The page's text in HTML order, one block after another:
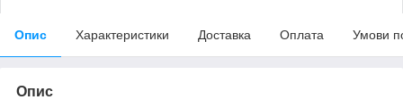
Опис Характеристики Доставка Оплата Умови
Опис